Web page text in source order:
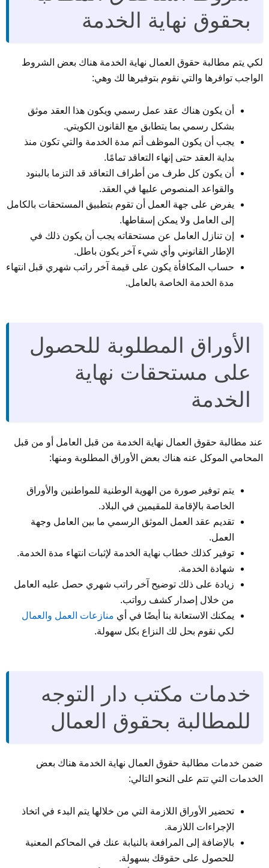
بحقوق نهاية الخدمة
لكي يتم مطالبة حقوق العمال نهاية الخدمة هناك بعض الشروط
الواجب توافرها والتي نقوم بتوفيرها لك وهي:
أن يكون هناك عقد عمل رسمي ويكون هذا العقد موثق
بشكل رسمي بما يتطابق مع القانون الكويتي.
يجب أن يكون الموظف أتم مدة الخدمة والتي تكون منذ
بداية العقد حتى إنهاء التعاقد تمامًا.
أن يكون كل طرف من أطراف التعاقد قد التزما بالبنود
والقواعد المنصوص عليها في العقد.
يفرض على جهة العمل أن تقوم بتطبيق المستحقات بالكامل
إلى العامل ولا يمكن إسقاطها.
إن تنازل العامل عن مستحقاته يجب أن يكون ذلك في
الإطار القانوني وأي شيء آخر يكون باطل.
حساب المكافأة يكون على قيمة آخر راتب شهري قبل انتهاء
مدة الخدمة الخاصة بالعامل.
الأوراق المطلوبة للحصول
على مستحقات نهاية
الخدمة
عند مطالبة حقوق العمال نهاية الخدمة من قبل العامل أو من قبل
المحامي الموكل عنه هناك بعض الأوراق المطلوبة ومنها:
يتم توفير صورة من الهوية الوطنية للمواطنين والأوراق
الخاصة بالإقامة للمقيمين في البلاد.
تقديم عقد العمل الموثق الرسمي ما بين العامل وجهة
العمل.
توفير كذلك خطاب نهاية الخدمة لإثبات انتهاء مدة الخدمة.
شهادة الخدمة.
زيادة على ذلك توضيح آخر راتب شهري حصل عليه العامل
من خلال إصدار كشف رواتب.
يمكنك الاستعانة بنا أيضًا في أي منازعات العمل والعمال
لكي نقوم بحل لك النزاع بكل سهولة.
خدمات مكتب دار التوجه
للمطالبة بحقوق العمال
ضمن خدمات مطالبة حقوق العمال نهاية الخدمة هناك بعض
الخدمات التي تتم على النحو التالي:
تحضير الأوراق اللازمة التي من خلالها يتم البدء في اتخاذ
الإجراءات اللازمة.
بالإضافة إلى المرافعة بالنيابة عنك في المحاكم المعنية
للحصول على حقوقك بسهولة.